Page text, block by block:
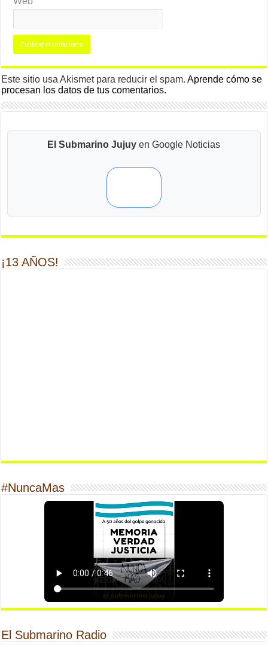
Este sitio usa Akismet para reducir el spam.Aprende cómo se
procesan los datos de tus comentarios.
El Submarino Jujuy en Google Noticias
¡13 AÑOS!
#NuncaMas
El Submarino Radio